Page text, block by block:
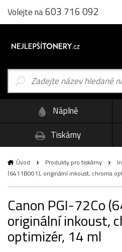
Volejte na603 716 092
Náplně
Tiskárny
Úvod Produkty pro tiskárny
(6411B001), originální inkoust, chroma
Canon PGI-72Co
originální inkoust,
optimizér, 14 ml